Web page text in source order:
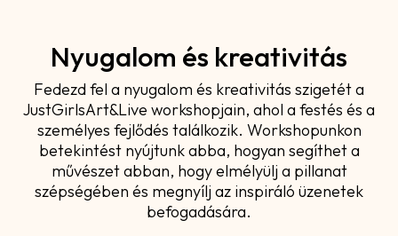
Nyugalom és kreativitás
Fedezd fel a nyugalom és kreativitás szigetét a
JustGirlsArt&Live workshopjain, ahol a festés és a
személyes fejlődés találkozik. Workshopunkon
betekintést nyújtunk abba, hogyan segíthet a
művészet abban, hogy elmélyülj a pillanat
szépségében és megnyílj az inspiráló üzenetek
befogadására.